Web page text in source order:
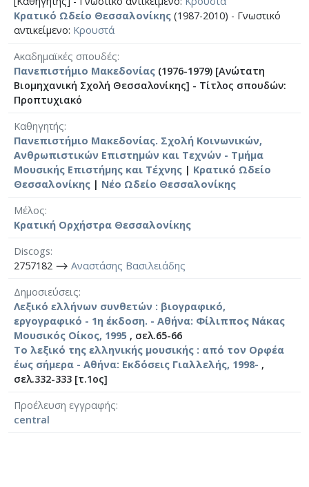
Κρατικό Ωδείο Θεσσαλονίκης (1987-2010) - Γνωστικό
αντικείμενο: Κρουστά
Ακαδημαϊκές σπουδές
Πανεπιστήμιο Μακεδονίας (1976-1979) [Ανώτατη
Βιομηχανική Σχολή Θεσσαλονίκης] - Τίτλος σπουδών:
Προπτυχιακό
Καθηγητής
Πανεπιστήμιο Μακεδονίας. Σχολή Κοινωνικών,
Ανθρωπιστικών Επιστημών και Τεχνών - Τμήμα
Μουσικής Επιστήμης και Τέχνης | Κρατικό Ωδείο
Θεσσαλονίκης | Νέο Ωδείο Θεσσαλονίκης
Μέλος
Κρατική Ορχήστρα Θεσσαλονίκης
Discogs
2757182 ⟶ Αναστάσης Βασιλειάδης
Δημοσιεύσεις
Λεξικό ελλήνων συνθετών : βιογραφικό,
εργογραφικό - 1η έκδοση. - Αθήνα: Φίλιππος Νάκας
Μουσικός Οίκος, 1995 , σελ.65-66
Το λεξικό της ελληνικής μουσικής : από τον Ορφέα
έως σήμερα - Αθήνα: Εκδόσεις Γιαλλελής, 1998- ,
σελ.332-333 [τ.1ος]
Προέλευση εγγραφής
central